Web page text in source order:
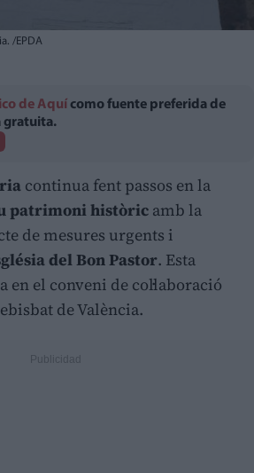
/EPDA
de Aquí como fuente preferida de
gratuita.
continua fent passos en la
patrimoni històric amb la
de mesures urgents i
del Bon Pastor. Esta
en el conveni de col·laboració
de València.